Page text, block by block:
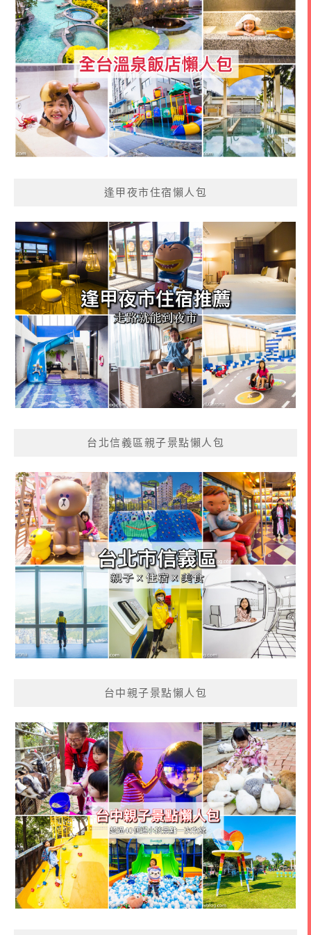
逢甲夜市住宿懶人包
台北信義區親子景點懶人包
台中親子景點懶人包